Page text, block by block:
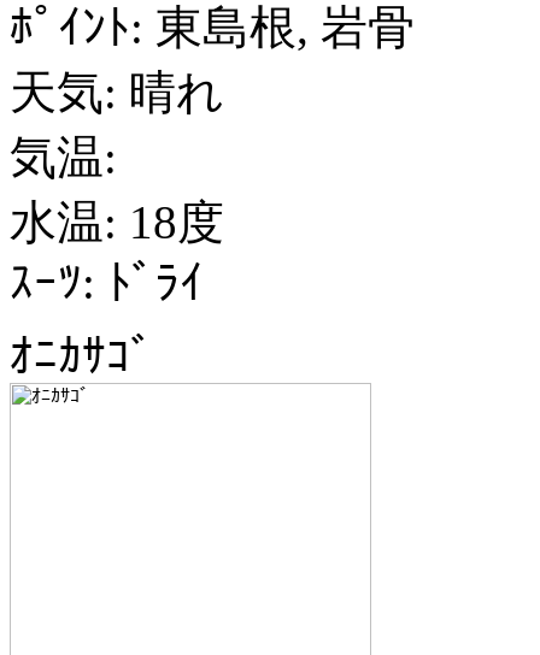
ﾎﾟｲﾝﾄ: 東島根, 岩骨
天気: 晴れ
気温:
水温: 18度
ｽｰﾂ: ﾄﾞﾗｲ
ｵﾆｶｻｺﾞ